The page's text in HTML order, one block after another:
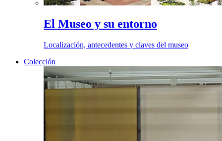
El Museo y su entorno
Localización, antecedentes y claves del museo
Colección